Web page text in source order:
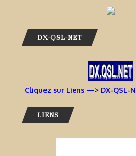
AIDEZ À OFFRIR AUX ENFANTS
DX-QSL-NET
Cliquez sur Liens —> DX-QSL-
LIENS